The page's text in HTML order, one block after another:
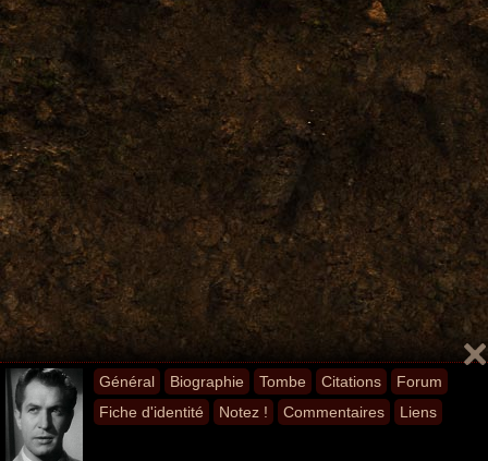
Général Biographie Tombe Citations
Forum
Fiche d'identité
Notez ! Commentaires Liens